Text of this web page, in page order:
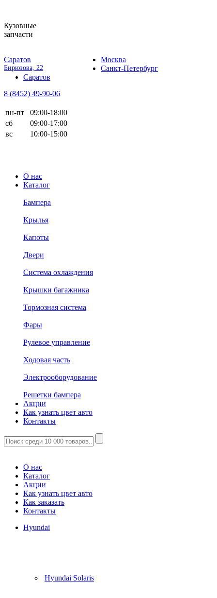
Кузовные
запчасти
Саратов
Бирюзова, 22
Москва
Санкт-Петербург
Саратов
8 (8452) 49-90-06
пн-пт
09:00-18:00
сб
09:00-17:00
вс
10:00-15:00
О нас
Каталог
Бампера
Крылья
Капоты
Двери
Система охлаждения
Крышки багажника
Тормозная система
Фары
Рулевое управление
Ходовая часть
Электрооборудование
Решетки бампера
Акции
Как узнать цвет авто
Контакты
О нас
Каталог
Акции
Как узнать цвет авто
Как заказать
Контакты
Hyundai
Hyundai Solaris